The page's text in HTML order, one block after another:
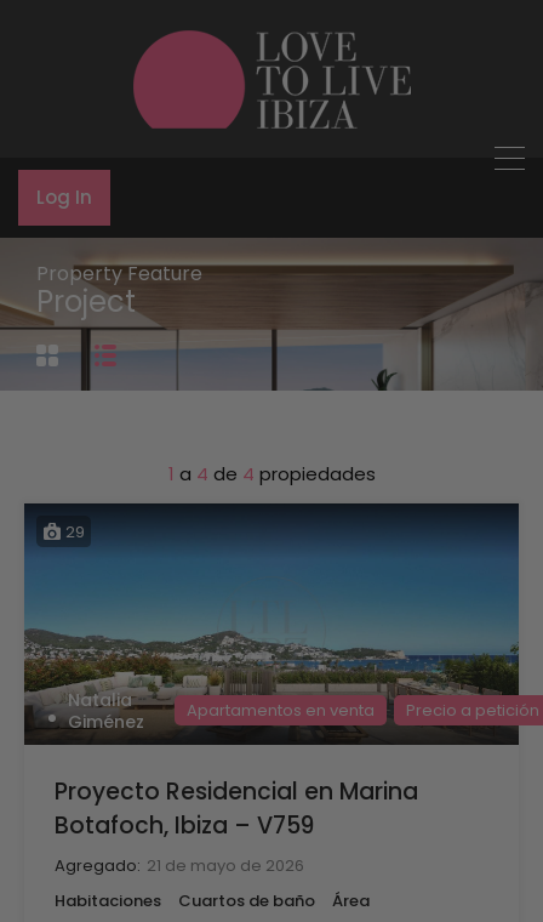
Log In
Property Feature
Project
1 a 4 de 4 propiedades
29
Natalia
Giménez
Apartamentos en venta Precio a petición
Proyecto Residencial en Marina
Botafoch, Ibiza – V759
Agregado: 21 de mayo de 2026
Habitaciones
Cuartos de baño
Área